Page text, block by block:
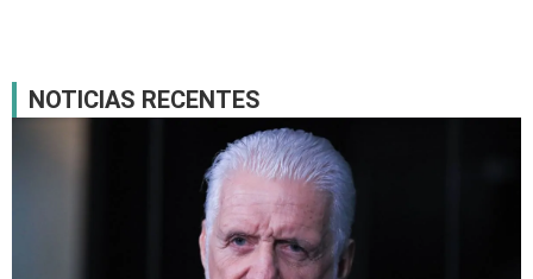
NOTICIAS RECENTES